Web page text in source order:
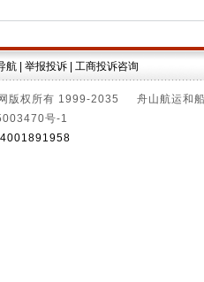
航 举报投诉 工商投诉咨询
版权所有 1999-2035 舟山航运和船
号-1